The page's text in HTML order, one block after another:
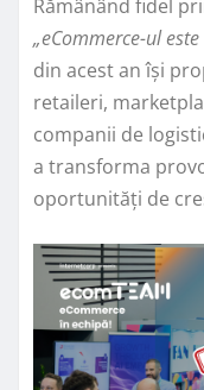
Rămânând fidel
„eCommerce-ul
din acest an își
retaileri,
companii de
a transforma
oportunități de